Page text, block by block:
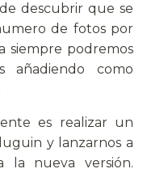
descubrir que se
de fotos por
siempre podremos
como
es realizar un
y lanzarnos a
la nueva versión.